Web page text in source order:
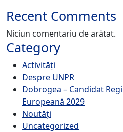
Recent Comments
Niciun comentariu de arătat.
Category
Activități
Despre UNPR
Dobrogea – Candidat
Europeană 2029
Noutăți
Uncategorized